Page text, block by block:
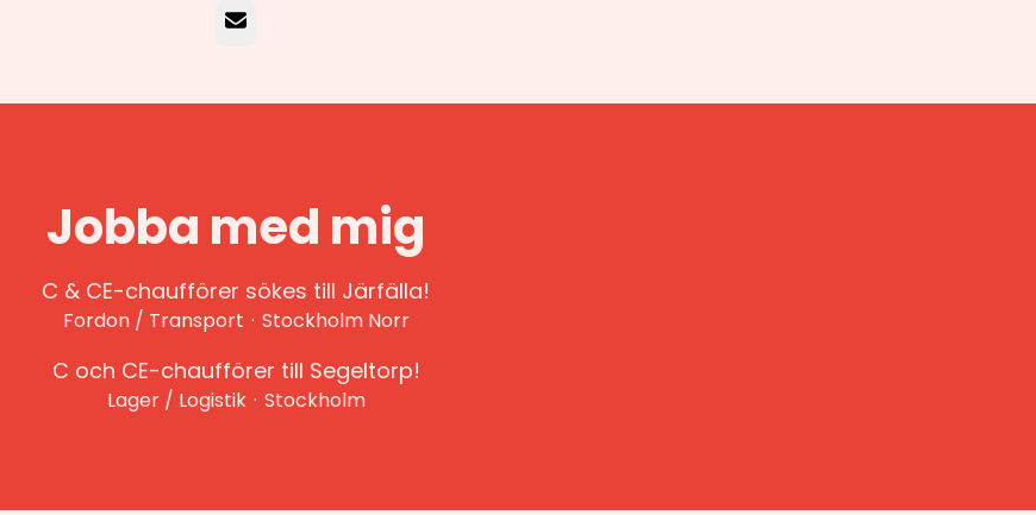
E-post
Jobba med mig
C & CE-chaufförer sökes till Järfälla!
Fordon / Transport · Stockholm Norr
C och CE-chaufförer till Segeltorp!
Lager / Logistik · Stockholm